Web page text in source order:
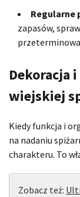
Regularne
zapasów,
Dekoracja
wiejskiej
Kiedy funkcja i
na nadaniu
charakteru. To
Zobacz też: